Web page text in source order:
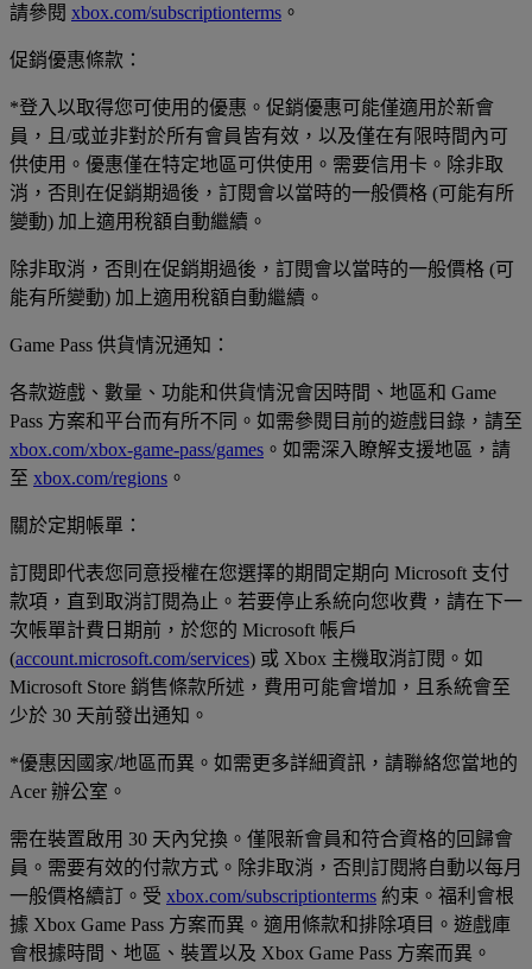
請參閱 xbox.com/subscriptionterms 。
促銷優惠條款：
*登入以取得您可使用的優惠。促銷優惠可能僅適用於新會
員，且/或並非對於所有會員皆有效，以及僅在有限時間內可
供使用。優惠僅在特定地區可供使用。需要信用卡。除非取
消，否則在促銷期過後，訂閱會以當時的一般價格 (可能有所
變動) 加上適用稅額自動繼續。
除非取消，否則在促銷期過後，訂閱會以當時的一般價格 (可
能有所變動) 加上適用稅額自動繼續。
Game Pass 供貨情況通知：
各款遊戲、數量、功能和供貨情況會因時間、地區和 Game
Pass 方案和平台而有所不同。如需參閱目前的遊戲目錄，請至
xbox.com/xbox-game-pass/games 。如需深入瞭解支援地區，請
至 xbox.com/regions 。
關於定期帳單：
訂閱即代表您同意授權在您選擇的期間定期向 Microsoft 支付
款項，直到取消訂閱為止。若要停止系統向您收費，請在下一
次帳單計費日期前，於您的 Microsoft 帳戶
(account.microsoft.com/services) 或 Xbox 主機取消訂閱。如
Microsoft Store 銷售條款所述，費用可能會增加，且系統會至
少於 30 天前發出通知。
*優惠因國家/地區而異。如需更多詳細資訊，請聯絡您當地的
Acer 辦公室。
需在裝置啟用 30 天內兌換。僅限新會員和符合資格的回歸會
員。需要有效的付款方式。除非取消，否則訂閱將自動以每月
一般價格續訂。受 xbox.com/subscriptionterms 約束。福利會根
據 Xbox Game Pass 方案而異。適用條款和排除項目。遊戲庫
會根據時間、地區、裝置以及 Xbox Game Pass 方案而異。